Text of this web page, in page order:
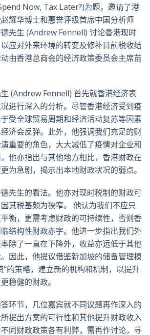
Now, Tax Later?)为题，邀请了港
耀华博士和惠誉评级首席中国分析师
德先生 (Andrew Fennell) 讨论香港现时
应对外来环境的转变及修补目前税收结
由香港总商会的经济政策委员会主席苗
(Andrew Fennell) 首先就香港经济表
进行深入的分析。尽管香港经济受到疫
受全球贸易周期和经济活动复苏等因素
济会反弹。此外，他强调我们充足的财
重要的角色，大大减低了疫情对企业和
他亦指出与其他地方相比，香港财政在
为急剧，揭示出本地财政状况的弱点。
先生的看法。他亦对现时税制的财政可
其税基颇为狭窄。 他认为我们不应只
衡，更需考虑财政的可持续性，否则香
结构性财政赤字。他进一步指出我们外
除了一直在下降外，收益亦远低于其他
因此，他提议借鉴新加坡的储备管理模
”的策略，建立新的机构和机制，以提升
稳健的财政。
环节，几位嘉宾就不同议题再作深入的
提出方案的可行性和其他提升财政收入
同财政政策各有利弊，需再作讨论，寻